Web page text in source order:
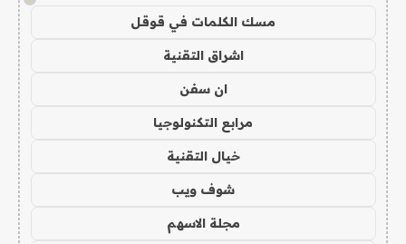
مسك الكلمات في قوقل
اشراق التقنية
ان سفن
مرابع التكنولوجيا
خيال التقنية
شوف ويب
مجلة الاسهم